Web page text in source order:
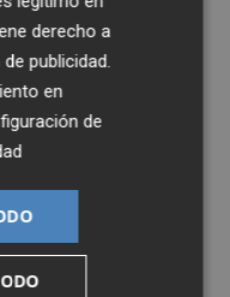
la matrícula
y hora de
que se inicie el
del lugar de
el contrato
lugar será
derecho a
publicidad
en
de